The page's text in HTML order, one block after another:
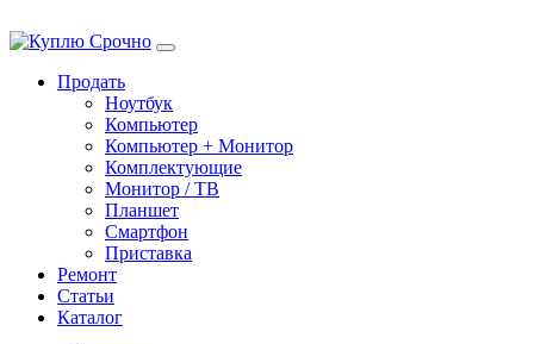
Продать
Ноутбук
Компьютер
Компьютер + Монитор
Комплектующие
Монитор / ТВ
Планшет
Смартфон
Приставка
Ремонт
Статьи
Каталог